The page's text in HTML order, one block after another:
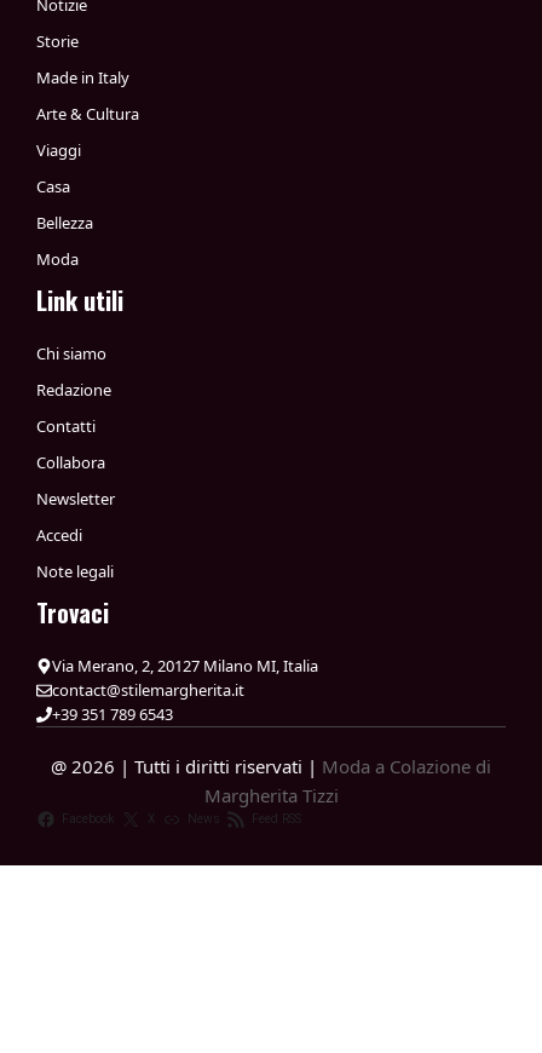
Notizie
Storie
Made in Italy
Arte & Cultura
Viaggi
Casa
Bellezza
Moda
Link utili
Chi siamo
Redazione
Contatti
Collabora
Newsletter
Accedi
Note legali
Trovaci
Via Merano, 2, 20127 Milano MI, Italia
contact@stilemargherita.it
+39 351 789 6543
@ 2026 | Tutti i diritti riservati | Moda a Colazione di
Margherita Tizzi
Facebook X News Feed RSS